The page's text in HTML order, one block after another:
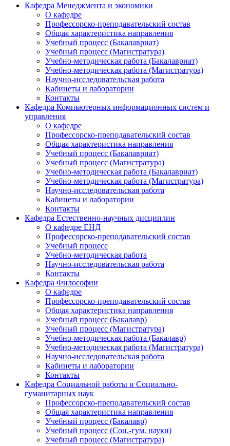
Кафедра Менеджмента и экономики
О кафедре
Профессорско-преподавательский состав
Общая характеристика направления
Учебный процесс (Бакалавриат)
Учебный процесс (Магистратура)
Учебно-методическая работа (Бакалавриат)
Учебно-методическая работа (Магистратура)
Научно-исследовательская работа
Кабинеты и лаборатории
Контакты
Кафедра Компьютерных информационных систем и
управления
О кафедре
Профессорско-преподавательский состав
Общая характеристика направления
Учебный процесс (Бакалавриат)
Учебный процесс (Магистратура)
Учебно-методическая работа (Бакалавриат)
Учебно-методическая работа (Магистратура)
Научно-исследовательская работа
Кабинеты и лаборатории
Контакты
Кафедра Естественно-научных дисциплин
О кафедре ЕНД
Профессорско-преподавательский состав
Учебный процесс
Учебно-методическая работа
Научно-исследовательская работа
Контакты
Кафедра Философии
О кафедре
Профессорско-преподавательский состав
Общая характеристика направления
Учебный процесс (Бакалавр)
Учебный процесс (Магистратура)
Учебно-методическая работа (Бакалавр)
Учебно-методическая работа (Магистратура)
Научно-исследовательская работа
Кабинеты и лаборатории
Контакты
Кафедра Социальной работы и Социально-
гуманитарных наук
Профессорско-преподавательский состав
Общая характеристика направления
Учебный процесс (Бакалавр)
Учебный процесс (Соц.-гум. науки)
Учебный процесс (Магистратура)